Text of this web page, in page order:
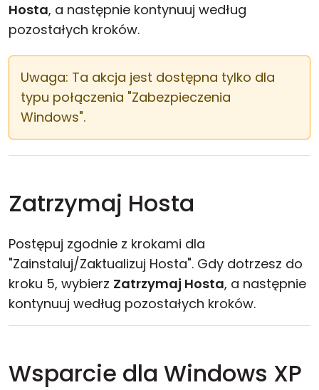
Hosta, a następnie kontynuuj według
pozostałych kroków.
Uwaga: Ta akcja jest dostępna tylko dla
typu połączenia "Zabezpieczenia
Windows".
Zatrzymaj Hosta
Postępuj zgodnie z krokami dla
"Zainstaluj/Zaktualizuj Hosta". Gdy dotrzesz do
kroku 5, wybierz Zatrzymaj Hosta, a następnie
kontynuuj według pozostałych kroków.
Wsparcie dla Windows XP